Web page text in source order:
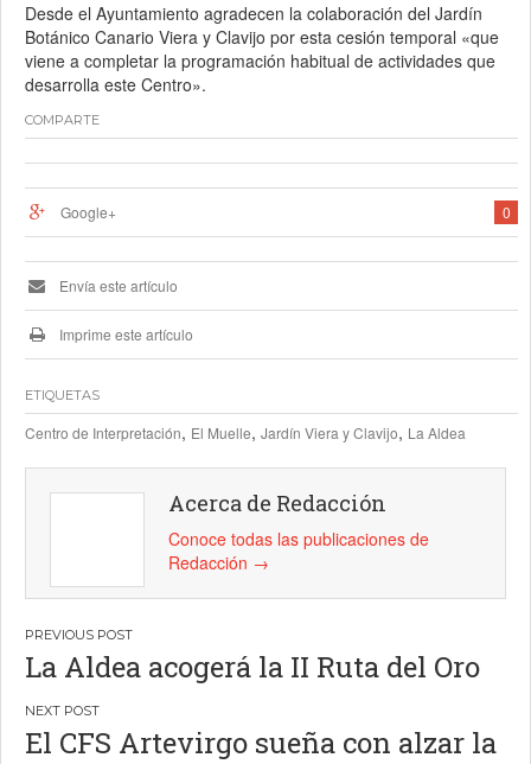
Desde el Ayuntamiento agradecen la colaboración del Jardín
Botánico Canario Viera y Clavijo por esta cesión temporal «que
viene a completar la programación habitual de actividades que
desarrolla este Centro».
COMPARTE
0
Google+
Envía este artículo
Imprime este artículo
ETIQUETAS
Centro de Interpretación, El Muelle, Jardín Viera y Clavijo, La Aldea
Acerca de Redacción
Conoce todas las publicaciones de
Redacción →
Navegación
de
entradas
La Aldea acogerá la II Ruta del Oro
El CFS Artevirgo sueña con alzar la